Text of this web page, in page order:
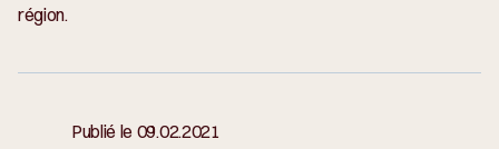
région.
Publié le 09.02.2021